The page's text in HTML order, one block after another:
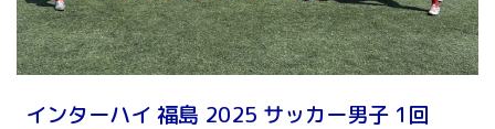
インターハイ 福島 2025 サッカー男子 1回